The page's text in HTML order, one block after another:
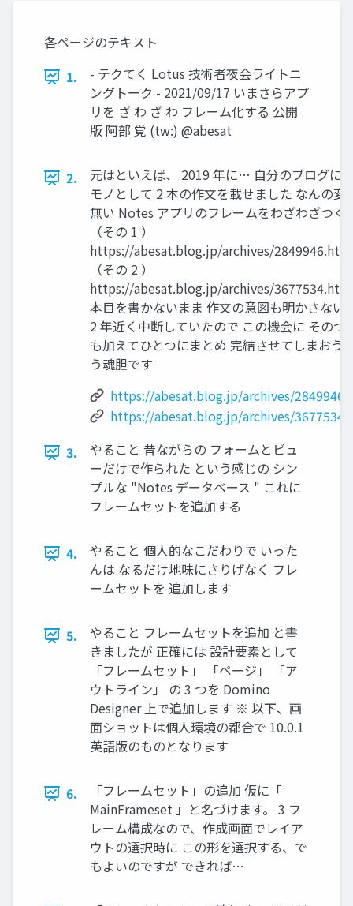
各ページのテキスト
1.
- テクてく Lotus 技術者夜会ライトニ
ングトーク - 2021/09/17 いまさらアプ
リを ざ わ ざ わ フレーム化する 公開
版 阿部 覚 (tw:) @abesat
2.
元はといえば、 2019 年に… 自分のブログに
モノとして 2 本の作文を載せました なんの変
無い Notes アプリのフレームをわざわざつく
（その 1 ）
https://abesat.blog.jp/archives/
（その 2 ）
https://abesat.blog.jp/archives/
本目を書かないまま 作文の意図も明かさない
2 年近く中断していたので この機会に そのつ
も加えてひとつにまとめ 完結させてしまおう
う魂胆です
https://abesat.blog.jp/archives/
https://abesat.blog.jp/archives/
3.
やること 昔ながらの フォームとビュ
ーだけで作られた という感じの シン
プルな "Notes データベース " これに
フレームセットを追加する
4.
やること 個人的なこだわりで いった
んは なるだけ地味にさりげなく フレ
ームセットを 追加します
5.
やること フレームセットを追加 と書
きましたが 正確には 設計要素として
「フレームセット」 「ページ」 「ア
ウトライン」 の 3 つを Domino
Designer 上で追加します ※ 以下、画
面ショットは個人環境の都合で 10.0.1
英語版のものとなります
6.
「フレームセット」の追加 仮に「
MainFrameset 」と名づけます。 3 フ
レーム構成なので、作成画面でレイア
ウトの選択時に この形を選択する、で
もよいのですが できれば…